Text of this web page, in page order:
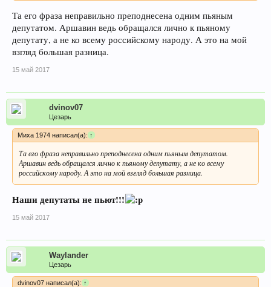
Та его фраза неправильно преподнесена одним пьяным
депутатом. Аршавин ведь обращался лично к пьяному
депутату, а не ко всему российскому народу. А это на мой
взгляд большая разница.
15 май 2017
dvinov07
Цезарь
Миха 1974 написал(а):↑
Та его фраза неправильно преподнесена одним пьяным депутатом.
Аршавин ведь обращался лично к пьяному депутату, а не ко всему
российскому народу. А это на мой взгляд большая разница.
Наши депутаты не пьют!!!
15 май 2017
Waylander
Цезарь
dvinov07 написал(а):↑